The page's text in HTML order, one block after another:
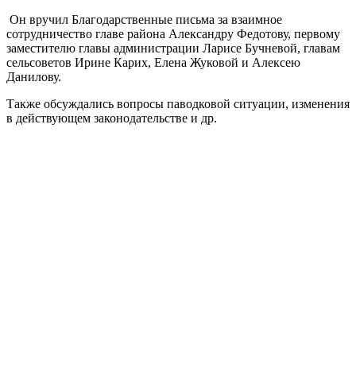
Он вручил Благодарственные письма за взаимное
сотрудничество главе района Александру Федотову, первому
заместителю главы администрации Ларисе Бучневой, главам
сельсоветов Ирине Карих, Елена Жуковой и Алексею
Данилову.
Также обсуждались вопросы паводковой ситуации, изменения
в действующем законодательстве и др.